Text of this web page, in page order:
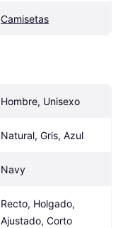
Camisetas
Hombre, Unisexo
Natural, Gris, Azul
Navy
Recto, Holgado,
Ajustado, Corto